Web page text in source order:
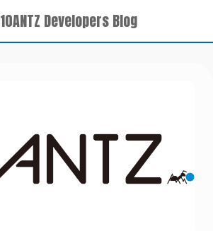
10ANTZ Developers Blog